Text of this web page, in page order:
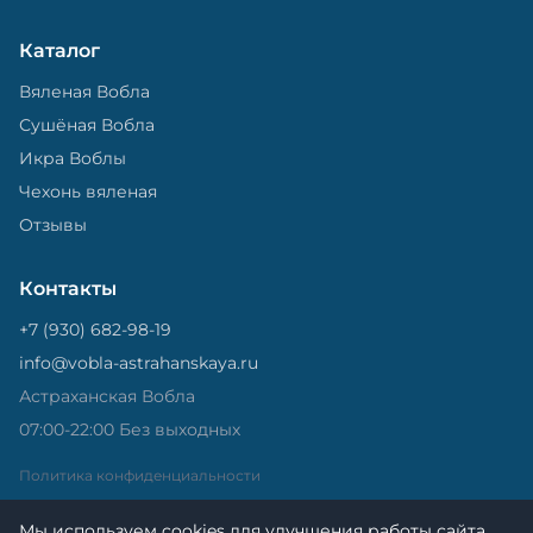
Каталог
Вяленая Вобла
Сушёная Вобла
Икра Воблы
Чехонь вяленая
Отзывы
Контакты
+7 (930) 682-98-19
info@vobla-astrahanskaya.ru
Астраханская Вобла
07:00-22:00 Без выходных
Политика конфиденциальности